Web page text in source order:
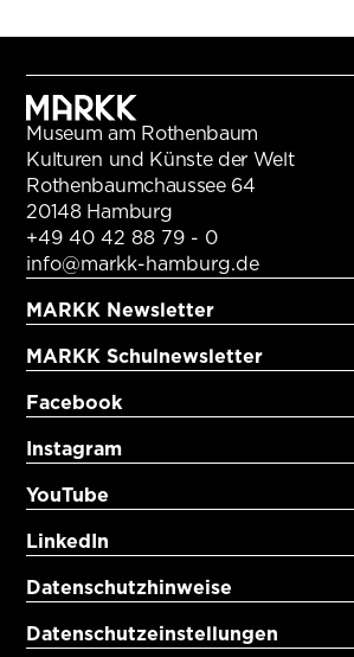
Museum am Rothenbaum
Kulturen und Künste der Welt
Rothenbaumchaussee 64
20148 Hamburg
+49 40 42 88 79 - 0
info@markk-hamburg.de
MARKK Newsletter
MARKK Schulnewsletter
Facebook
Instagram
YouTube
LinkedIn
Datenschutzhinweise
Datenschutzeinstellungen